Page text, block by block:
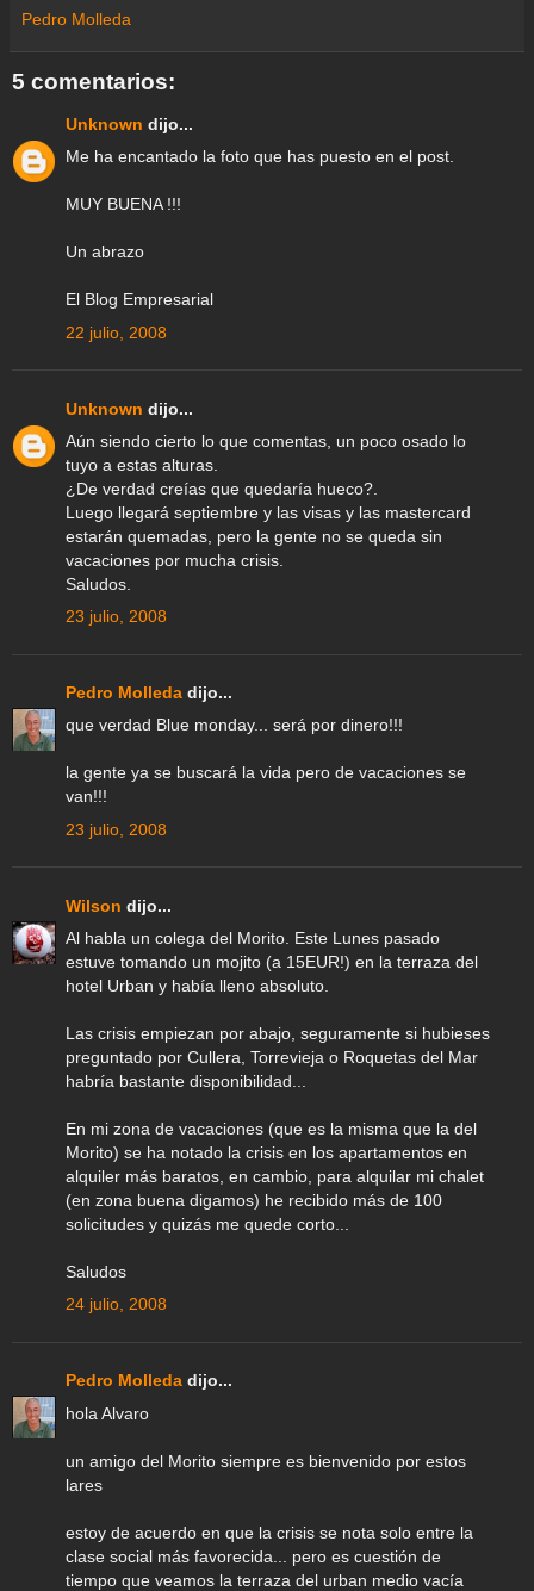
m
e
b
o
o
r
p
a
e
I
Pedro Molleda
5 comentarios:
Unknown dijo...
Me ha encantado la foto que has puesto en el post.
MUY BUENA !!!
Un abrazo
El Blog Empresarial
22 julio, 2008
Unknown dijo...
Aún siendo cierto lo que comentas, un poco osado lo
tuyo a estas alturas.
¿De verdad creías que quedaría hueco?.
Luego llegará septiembre y las visas y las mastercard
estarán quemadas, pero la gente no se queda sin
vacaciones por mucha crisis.
Saludos.
23 julio, 2008
Pedro Molleda dijo...
que verdad Blue monday... será por dinero!!!
la gente ya se buscará la vida pero de vacaciones se
van!!!
23 julio, 2008
Wilson dijo...
Al habla un colega del Morito. Este Lunes pasado
estuve tomando un mojito (a 15EUR!) en la terraza del
hotel Urban y había lleno absoluto.
Las crisis empiezan por abajo, seguramente si hubieses
preguntado por Cullera, Torrevieja o Roquetas del Mar
habría bastante disponibilidad...
En mi zona de vacaciones (que es la misma que la del
Morito) se ha notado la crisis en los apartamentos en
alquiler más baratos, en cambio, para alquilar mi chalet
(en zona buena digamos) he recibido más de 100
solicitudes y quizás me quede corto...
Saludos
24 julio, 2008
Pedro Molleda dijo...
hola Alvaro
un amigo del Morito siempre es bienvenido por estos
lares
estoy de acuerdo en que la crisis se nota solo entre la
clase social más favorecida... pero es cuestión de
tiempo que veamos la terraza del urban medio vacía